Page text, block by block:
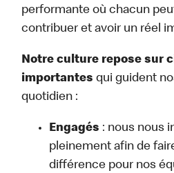
performante où chacun
contribuer et avoir un réel
Notre culture repose sur
importantes qui guident
quotidien :
Engagés : nous nous
pleinement afin de
différence pour nos